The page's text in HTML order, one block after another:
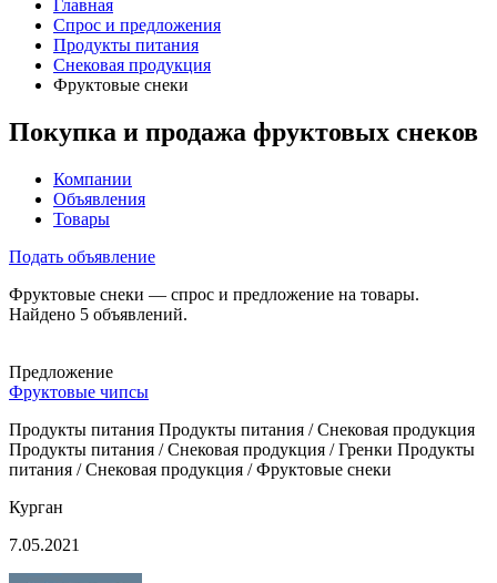
Главная
Спрос и предложения
Продукты питания
Снековая продукция
Фруктовые снеки
Покупка и продажа фруктовых снеков
Компании
Объявления
Товары
Подать объявление
Фруктовые снеки — спрос и предложение на товары.
Найдено 5 объявлений.
Предложение
Фруктовые чипсы
Продукты питания Продукты питания / Снековая продукция
Продукты питания / Снековая продукция / Гренки Продукты
питания / Снековая продукция / Фруктовые снеки
Курган
7.05.2021